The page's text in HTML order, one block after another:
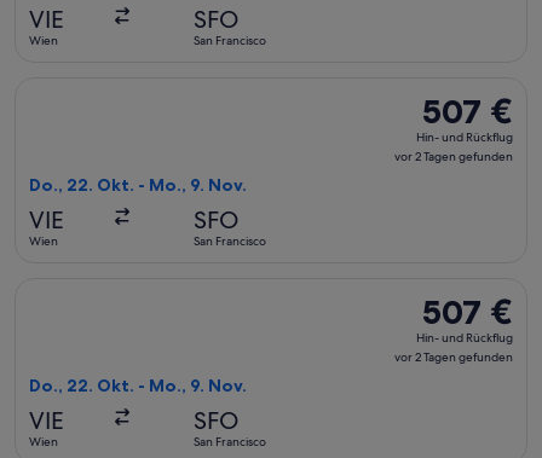
VIE
Wien
SFO
San Francisco
507 €
Hin-
und
507 €
Hin- und Rückflug
vor 2 Tagen gefunden
Do., 22. Okt. - Mo., 9. Nov.
VIE
Wien
SFO
San Francisco
507 €
Hin-
und
507 €
Hin- und Rückflug
vor 2 Tagen gefunden
Do., 22. Okt. - Mo., 9. Nov.
VIE
Wien
SFO
San Francisco